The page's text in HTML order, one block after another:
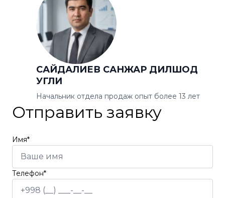
САЙДАЛИЕВ САНЖАР ДИЛШОД
УГЛИ
Начальник отдела продаж опыт более 13 лет
Отправить заявку
Имя*
Телефон*